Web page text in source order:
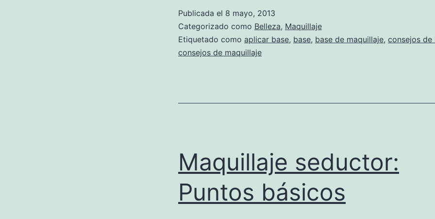
Publicada el 8 mayo, 2013
Categorizado como Belleza, Maquillaje
Etiquetado como aplicar base, base, base de maquillaje, consejos de
consejos de maquillaje
Maquillaje seductor:
Puntos básicos